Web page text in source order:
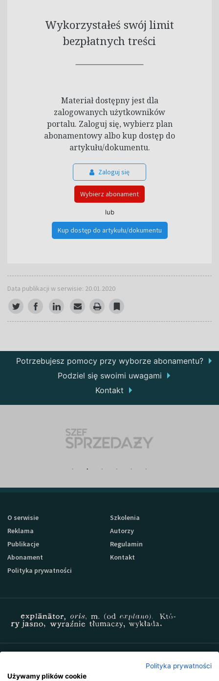
Wykorzystałeś swój limit
bezpłatnych treści
Materiał dostępny jest dla
zalogowanych użytkowników
portalu. Zaloguj się, wybierz plan
abonamentowy albo kup dostęp do
artykułu/dokumentu.
Zaloguj się
Wybierz abonament
lub
Kup dostęp do artykułu/dokumentu
Data publikacji w serwisie: 20.01.2020
Potrzebujesz pomocy przy wyborze abonamentu?
Podziel się swoimi uwagami
Kontakt
O serwisie
Szkolenia
Reklama
Autorzy
Publikacje
Regulamin
Abonament
Kontakt
Polityka prywatności
Polityka prywatności
Używamy plików cookie